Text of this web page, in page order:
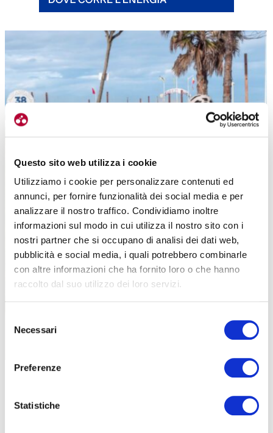
Questo sito web utilizza i cookie
Utilizziamo i cookie per personalizzare contenuti ed
annunci, per fornire funzionalità dei social media e per
analizzare il nostro traffico. Condividiamo inoltre
informazioni sul modo in cui utilizza il nostro sito con i
nostri partner che si occupano di analisi dei dati web,
pubblicità e social media, i quali potrebbero combinarle
con altre informazioni che ha fornito loro o che hanno
raccolto dal suo utilizzo dei loro servizi.
delNecessari
Preferenze
Statistiche
Sul lungomare di Rimini crescono le infrastrutture per la bici. E i ciclisti…
arrivano